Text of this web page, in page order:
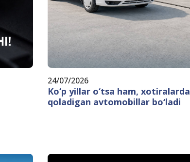
24/07/2026
Ko‘p yillar o‘tsa ham, xotiralarda
qoladigan avtomobillar bo‘ladi